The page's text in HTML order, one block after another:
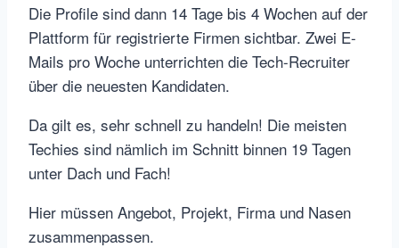
Die Profile sind dann 14 Tage bis 4 Wochen auf der
Plattform für registrierte Firmen sichtbar. Zwei E-
Mails pro Woche unterrichten die Tech-Recruiter
über die neuesten Kandidaten.
Da gilt es, sehr schnell zu handeln! Die meisten
Techies sind nämlich im Schnitt binnen 19 Tagen
unter Dach und Fach!
Hier müssen Angebot, Projekt, Firma und Nasen
zusammenpassen.